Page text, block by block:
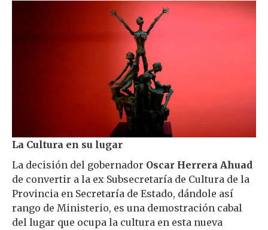
La Cultura en su lugar
La decisión del gobernador Oscar Herrera Ahuad
de convertir a la ex Subsecretaría de Cultura de la
Provincia en Secretaría de Estado, dándole así
rango de Ministerio, es una demostración cabal
del lugar que ocupa la cultura en esta nueva